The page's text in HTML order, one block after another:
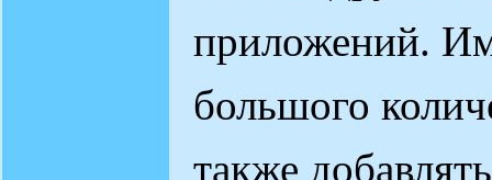
приложений.
большого
также